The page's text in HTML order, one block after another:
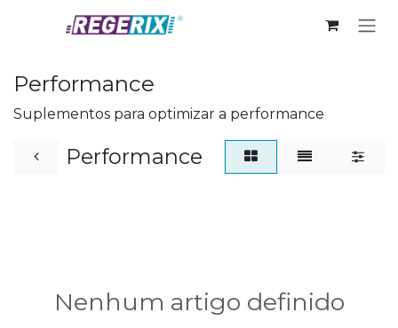
Performance
Suplementos para optimizar a performance
Performance
Nenhum artigo definido